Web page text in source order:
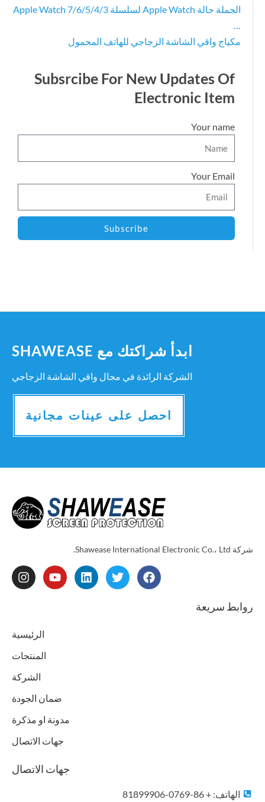
الجملة حالة Apple Watch لسلسلة Apple Watch 7/6/5/4/3
…
مكياج واقي الشاشة الزجاجي للهاتف المحمول
Subsrcibe For New Updates Of
Electronic Item
Your name
Your Email
Subscribe
ابدأ شراكتك مع SHAWEASE
الشركة الرائدة في مجال واقي الشاشة الزجاجي
احصل على عينات مجانية
شركة Shawease International Electronic Co.، Ltd.
F
a
T
w
L
i
Y
o
I
n
r
a
روابط سريعة
الرئيسية
المنتجات
الشركة
ضمان الجودة
مدونة او مذكرة
جهات الاتصال
جهات الاتصال
الهاتف: + 86-0769-81899906